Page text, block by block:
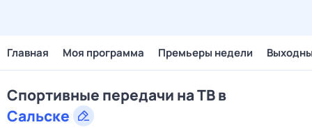
Главная Моя программа Премьеры недели
Спортивные передачи на ТВ в
Сальске